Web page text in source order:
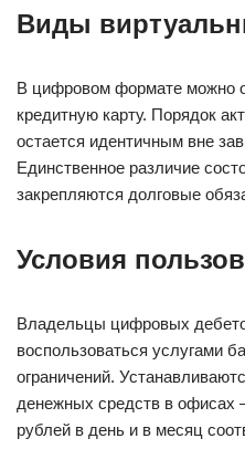
Виды
В цифровом формате можно
кредитную карту. Порядок
остается идентичным вне
Единственное различие
закрепляются долговые
Условия
Владельцы цифровых
воспользоваться услугами
ограничений.
денежных средств в офисах
рублей в день и в месяц